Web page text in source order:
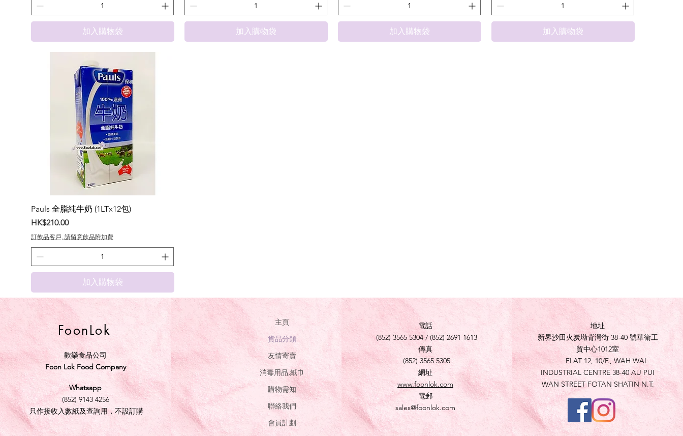
加入購物袋 加入購物袋 加入購物袋 加入購物袋
Pauls 全脂純牛奶 (1LTx12包)
價格
HK$210.00
訂飲品客戶, 請留意飲品附加費
加入購物袋
FoonLok
歡樂食品公司
Foon Lok Food Company
Whatsapp
(852) 9143 4256
只作接收入數紙及查詢用，不設訂購
主頁
貨品分類
友情寄賣
消毒用品,紙巾
購物需知
聯絡我們
會員計劃
電話
(852) 3565 5304 / (852) 2691 1613
傳真
(852) 3565 5305
網址
www.foonlok.com
電郵
sales@foonlok.com
地址
新界沙田火炭坳背灣街 38-40 號華衛工
貿中心1012室
FLAT 12, 10/F., WAH WAI
INDUSTRIAL CENTRE 38-40 AU PUI
WAN STREET FOTAN SHATIN N.T.